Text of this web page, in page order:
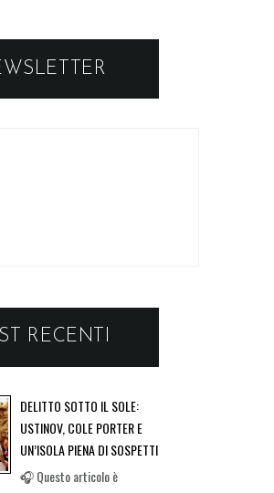
RECENTI
DELITTO SOTTO IL SOLE:
USTINOV, COLE PORTER E
UN’ISOLA PIENA DI SOSPETTI
🎧 Questo articolo è